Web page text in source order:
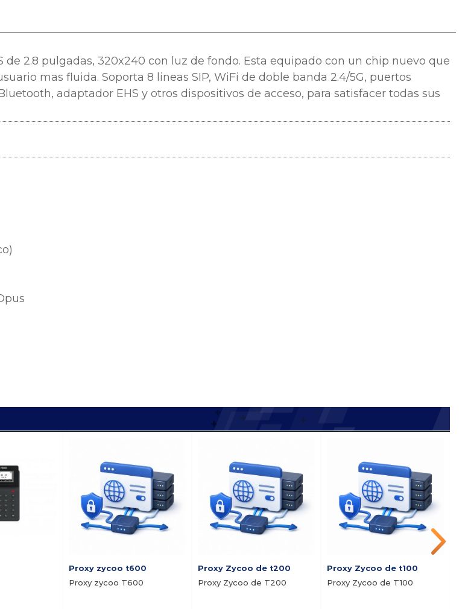
2.8 pulgadas, 320x240 con luz de fondo. Esta equipado con un chip nuevo que
mas fluida. Soporta 8 lineas SIP, WiFi de doble banda 2.4/5G, puertos
adaptador EHS y otros dispositivos de acceso, para satisfacer todas sus
Proxy zycoo t600
Proxy zycoo T600
Proxy Zycoo de t200
Proxy Zycoo de T200
Proxy Zycoo de t100
Proxy Zycoo de T100